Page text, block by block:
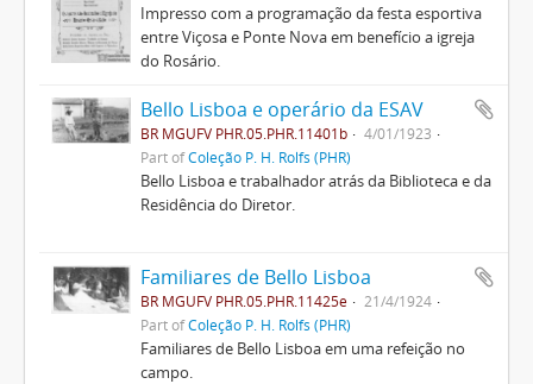
Impresso com a programação da festa esportiva
entre Viçosa e Ponte Nova em benefício a igreja
do Rosário.
Bello Lisboa e operário da ESAV
BR MGUFV PHR.05.PHR.11401b
4/01/1923
Part ofColeção P. H. Rolfs (PHR)
Bello Lisboa e trabalhador atrás da Biblioteca e da
Residência do Diretor.
Familiares de Bello Lisboa
BR MGUFV PHR.05.PHR.11425e
21/4/1924
Part ofColeção P. H. Rolfs (PHR)
Familiares de Bello Lisboa em uma refeição no
campo.